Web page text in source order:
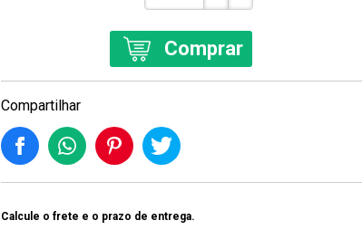
Comprar
Compartilhar
Calcule o frete e o prazo de entrega.